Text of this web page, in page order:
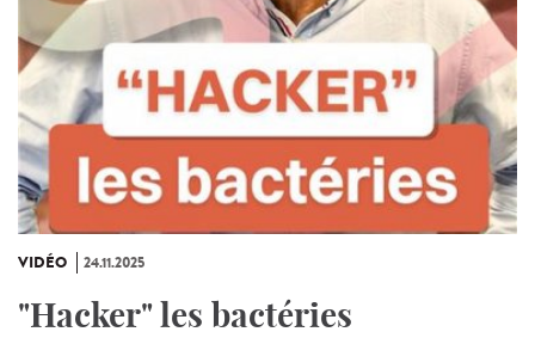
VIDÉO 24.11.2025
"Hacker" les bactéries